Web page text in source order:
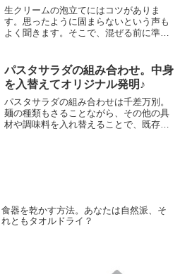
生クリームの泡立てにはコツがありま
す。思ったように固まらないという声も
よく聞きます。そこで、混ぜる前に準備
時の対処法も含め、知っておくと役に立
つ情報をまとめてみました。
パスタサラダの組み合わせ。中身
を入替えてオリジナル発明♪
パスタサラダの組み合わせは千差万別。
麺の種類もさることながら、その他の具
材や調味料を入れ替えることで、既存の
食器を乾かす方法。あなたは自然派、そ
れともタオルドライ？